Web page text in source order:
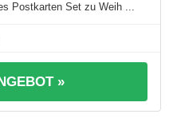
Postkarten Set zu Weih ...
»